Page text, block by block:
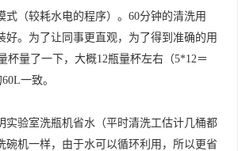
式（较耗水电的程序）。60分钟的清洗用
好。为了让同事更直观，为了得到准确的用
杯量了一下，大概12瓶量杯左右（5*12＝
一致。
实验室洗瓶机省水（平时清洗工估计几桶都
碗机一样，由于水可以循环利用，所以更省